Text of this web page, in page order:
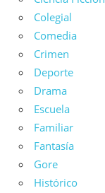
Colegial
Comedia
Crimen
Deporte
Drama
Escuela
Familiar
Fantasía
Gore
Histórico